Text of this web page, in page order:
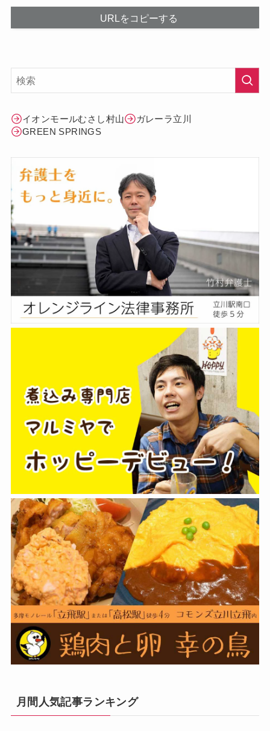
URLをコピーする
イオンモールむさし村山
ガレーラ立川
GREEN SPRINGS
月間人気記事ランキング